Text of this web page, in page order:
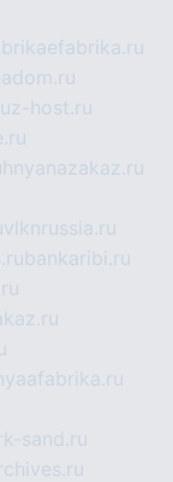
z-host.ru
vlknrussia.ru
bankaribi.ru
sand.ru